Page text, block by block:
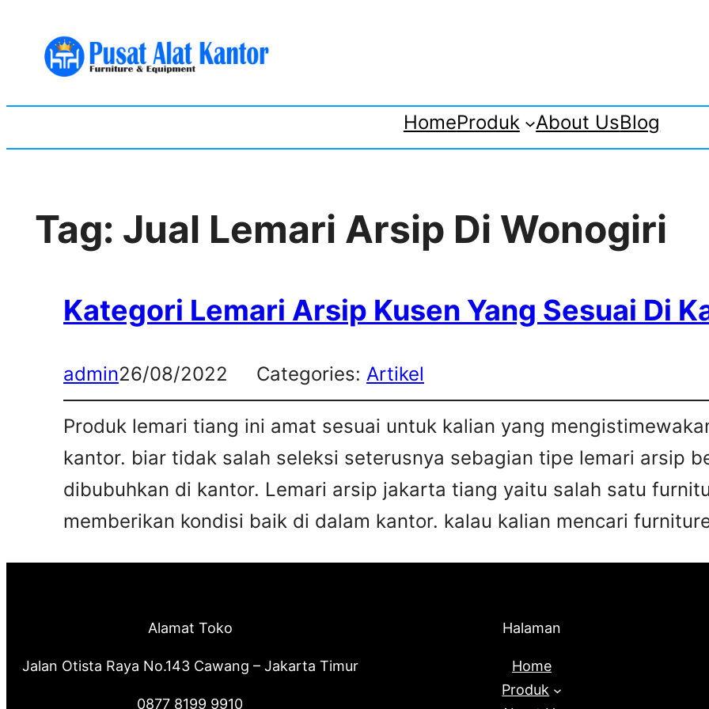
content
HomeProduk About UsBlog
Tag: Jual Lemari Arsip Di Wonogiri
Kategori Lemari Arsip Kusen Yang Sesuai Di
admin26/08/2022 Categories: Artikel
Produk lemari tiang ini amat sesuai untuk kalian yang
kantor. biar tidak salah seleksi seterusnya sebagian tipe lemari arsip
dibubuhkan di kantor. Lemari arsip jakarta tiang yaitu salah satu
memberikan kondisi baik di dalam kantor. kalau kalian mencari
Alamat Toko
Jalan Otista Raya No.143 Cawang – Jakarta Timur
0877 8199 9910
Halaman
Home
Produk